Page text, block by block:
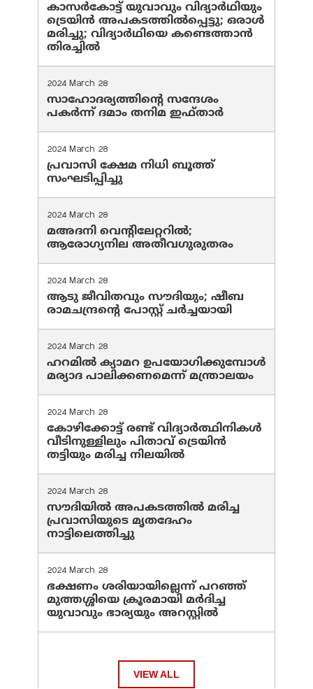
കാസർകോട്ട് യുവാവും വിദ്യാർഥിയും
ട്രെയിൻ അപകടത്തിൽപ്പെട്ടു; ഒരാൾ
മരിച്ചു; വിദ്യാർഥിയെ കണ്ടെത്താൻ
തിരച്ചിൽ
2024 March 28
സാഹോദര്യത്തിന്റെ സന്ദേശം
പകർന്ന് ദമാം തനിമ ഇഫ്‌താർ
2024 March 28
പ്രവാസി ക്ഷേമ നിധി ബൂത്ത്
സംഘടിപ്പിച്ചു
2024 March 28
മഅദനി വെന്റിലേറ്ററിൽ;
ആരോഗ്യനില അതീവഗുരുതരം
2024 March 28
ആടു ജീവിതവും സൗദിയും; ഷീബ
രാമചന്ദ്രന്റെ പോസ്റ്റ് ചര്‍ച്ചയായി
2024 March 28
ഹറമില്‍ ക്യാമറ ഉപയോഗിക്കുമ്പോള്‍
മര്യാദ പാലിക്കണമെന്ന് മന്ത്രാലയം
2024 March 28
കോഴിക്കോട്ട് രണ്ട് വിദ്യാർത്ഥിനികൾ
വീടിനുള്ളിലും പിതാവ് ട്രെയിൻ
തട്ടിയും മരിച്ച നിലയിൽ
2024 March 28
സൗദിയില്‍ അപകടത്തില്‍ മരിച്ച
പ്രവാസിയുടെ മൃതദേഹം
നാട്ടിലെത്തിച്ചു
2024 March 28
ഭക്ഷണം ശരിയായില്ലെന്ന് പറഞ്ഞ്
മുത്തശ്ശിയെ ക്രൂരമായി മര്‍ദിച്ച
യുവാവും ഭാര്യയും അറസ്റ്റില്‍
VIEW ALL